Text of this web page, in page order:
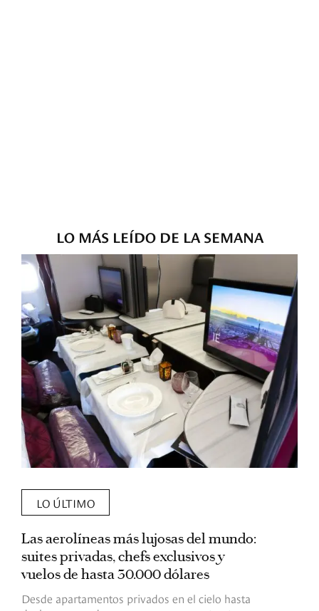
LO MÁS LEÍDO DE LA SEMANA
LO ÚLTIMO
Las aerolíneas más lujosas del mundo:
suites privadas, chefs exclusivos y
vuelos de hasta 30.000 dólares
Desde apartamentos privados en el cielo hasta